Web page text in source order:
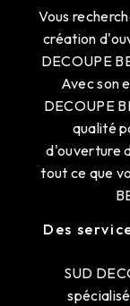
Vous
création
DECOUPE
Avec son
DECOUPE
qualité
d'ouverture
tout ce que
Des
SUD